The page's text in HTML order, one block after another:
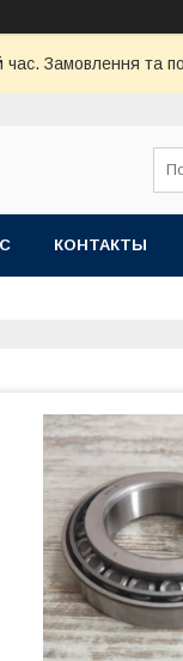
час. Замовлення та
КОНТАКТЫ